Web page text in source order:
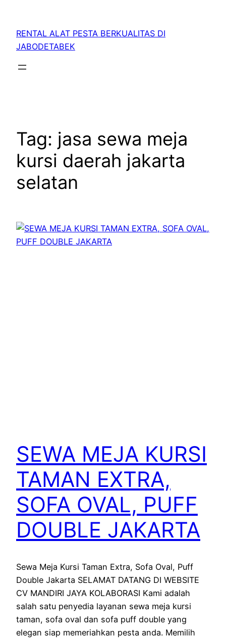
RENTAL ALAT PESTA BERKUALITAS DI
JABODETABEK
Tag: jasa sewa meja
kursi daerah jakarta
selatan
SEWA MEJA KURSI
TAMAN EXTRA,
SOFA OVAL, PUFF
DOUBLE JAKARTA
Sewa Meja Kursi Taman Extra, Sofa Oval, Puff
Double Jakarta SELAMAT DATANG DI WEBSITE
CV MANDIRI JAYA KOLABORASI Kami adalah
salah satu penyedia layanan sewa meja kursi
taman, sofa oval dan sofa puff double yang
elegan siap memeriahkan pesta anda. Memilih